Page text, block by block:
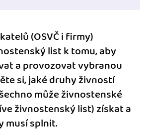
(OSVČ i firmy)
list k tomu, aby
a provozovat vybranou
si, jaké druhy živností
může živnostenské
živnostenský list) získat a
musí splnit.